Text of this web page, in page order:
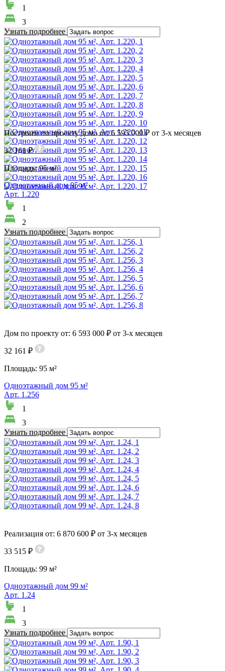
1
3
Узнать подробнее
Построим по проекту дома от: 6 593 000 ₽ от 3-х месяцев
32 161 ₽
Площадь:95 м²
Одноэтажный дом 95 м²
Арт. 1.220
1
2
Узнать подробнее
Дом по проекту от: 6 593 000 ₽ от 3-х месяцев
32 161 ₽
Площадь: 95 м²
Одноэтажный дом 95 м²
Арт. 1.256
1
3
Узнать подробнее
Реализация от: 6 870 600 ₽ от 3-х месяцев
33 515 ₽
Площадь: 99 м²
Одноэтажный дом 99 м²
Арт. 1.24
1
3
Узнать подробнее